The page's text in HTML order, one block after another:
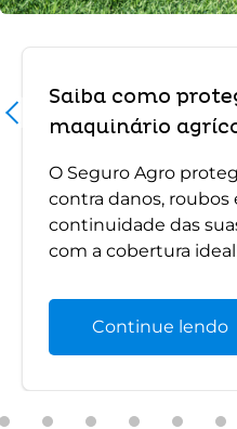
Saiba como
maquinário
O Seguro Agro
contra danos, roubos
continuidade das
com a cobertura
Continue lendo